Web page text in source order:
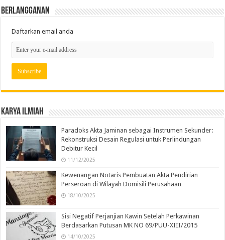
Berlangganan
Daftarkan email anda
Karya Ilmiah
Paradoks Akta Jaminan sebagai Instrumen Sekunder:
Rekonstruksi Desain Regulasi untuk Perlindungan
Debitur Kecil
11/12/2025
Kewenangan Notaris Pembuatan Akta Pendirian
Perseroan di Wilayah Domisili Perusahaan
18/10/2025
Sisi Negatif Perjanjian Kawin Setelah Perkawinan
Berdasarkan Putusan MK NO 69/PUU-XIII/2015
14/10/2025